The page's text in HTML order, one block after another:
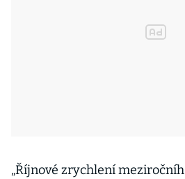
„Říjnové zrychlení